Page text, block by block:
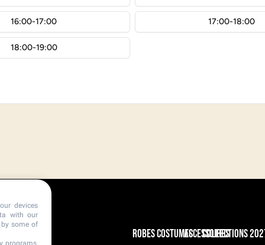
RobesCostumesAccessoires
Collections
devices
with our
some of
programs,